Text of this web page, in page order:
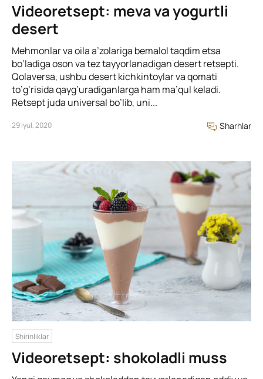
Videoretsept: meva va yogurtli
desert
Mehmonlar va oila a’zolariga bemalol taqdim etsa
bo’ladiga oson va tez tayyorlanadigan desert retsepti.
Qolaversa, ushbu desert kichkintoylar va qomati
to’g’risida qayg’uradiganlarga ham ma’qul keladi.
Retsept juda universal bo’lib, uni...
29 Iyul, 2020 Sharhlar
Shirinliklar
Videoretsept: shokoladli muss